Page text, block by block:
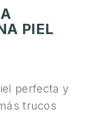
PIEL
perfecta y
trucos